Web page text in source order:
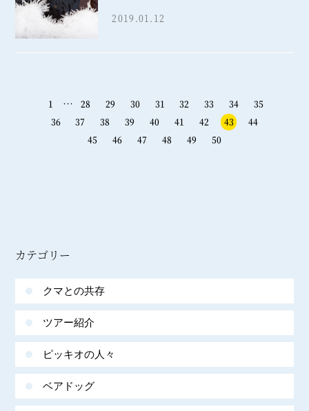
2019.01.12
1 … 28 29 30 31 32 33 34
35
36
37 38 39 40 41 42 43
44
45
46 47 48 49 50
カテゴリー
クマとの共存
ツアー紹介
ピッキオの人々
ベアドッグ